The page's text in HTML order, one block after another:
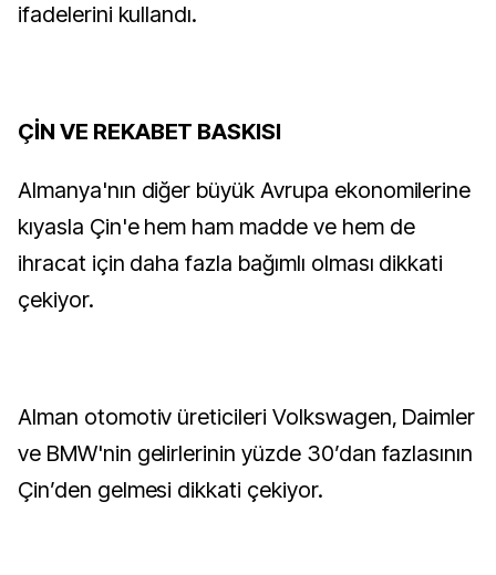
ifadelerini kullandı.
ÇİN VE REKABET BASKISI
Almanya'nın diğer büyük Avrupa ekonomilerine
kıyasla Çin'e hem ham madde ve hem de
ihracat için daha fazla bağımlı olması dikkati
çekiyor.
Alman otomotiv üreticileri Volkswagen, Daimler
ve BMW'nin gelirlerinin yüzde 30’dan fazlasının
Çin’den gelmesi dikkati çekiyor.